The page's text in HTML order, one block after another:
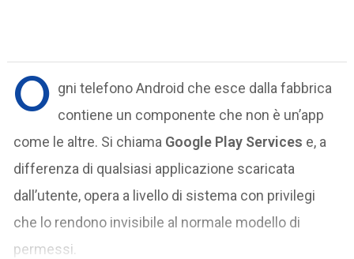
O gni telefono Android che esce dalla fabbrica
contiene un componente che non è un’app
come le altre. Si chiama Google Play Services e, a
differenza di qualsiasi applicazione scaricata
dall’utente, opera a livello di sistema con privilegi
che lo rendono invisibile al normale modello di
permessi.